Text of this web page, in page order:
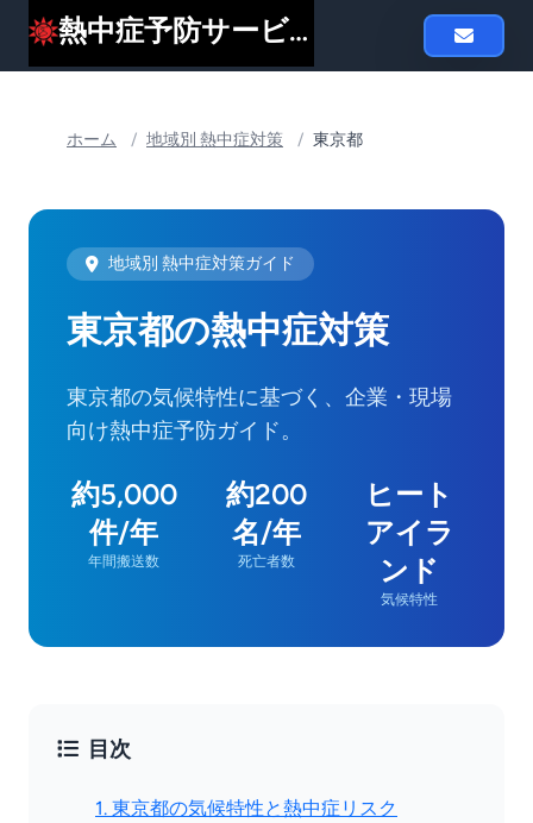
熱中症予防サービスheat119
ホーム / 地域別 熱中症対策 / 東京都
地域別 熱中症対策ガイド
東京都の熱中症対策
東京都の気候特性に基づく、企業・現場
向け熱中症予防ガイド。
約5,000
件/年
年間搬送数
約200
名/年
死亡者数
ヒート
アイラ
ンド
気候特性
目次
1. 東京都の気候特性と熱中症リスク